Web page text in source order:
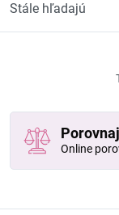
Stále hľadajú
Online